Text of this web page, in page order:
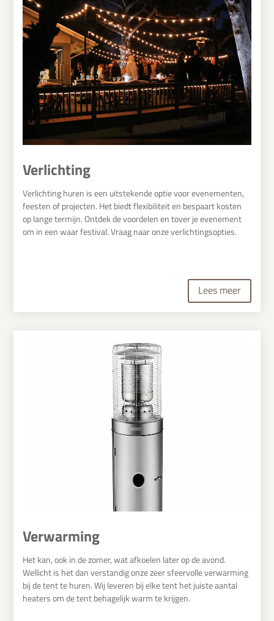
Verlichting
Verlichting huren is een uitstekende optie voor evenementen,
feesten of projecten. Het biedt flexibiliteit en bespaart kosten
op lange termijn. Ontdek de voordelen en tover je evenement
om in een waar festival. Vraag naar onze verlichtingsopties.
Lees meer
Verwarming
Het kan, ook in de zomer, wat afkoelen later op de avond.
Wellicht is het dan verstandig onze zeer sfeervolle verwarming
bij de tent te huren. Wij leveren bij elke tent het juiste aantal
heaters om de tent behagelijk warm te krijgen.